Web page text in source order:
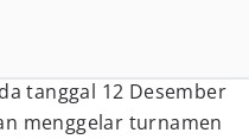
tanggal 12 Desember
menggelar turnamen